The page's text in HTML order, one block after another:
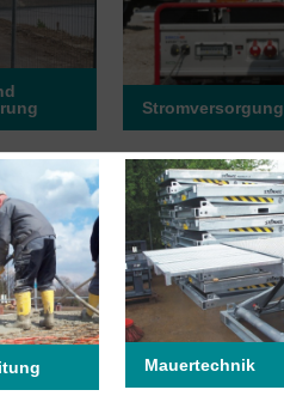
Stromversorgung
Mauertechnik